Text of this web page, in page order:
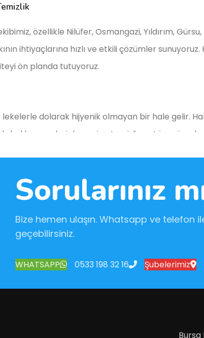
özellikle Nilüfer, Osmangazi, Yıldırım,
ihtiyaçlarına hızlı ve etkili çözümler
ön planda tutuyoruz.
dolarak hijyenik olmayan bir hale gelir.
halılarınızı derinlemesine temizliyor, tüm
temizlik yapıyoruz.
koltuklar, zamanla toz ve lekelerle kaplanır.
Uzman ekibimiz, kullandığı çevre
sağlayan önemli bir dekoratif unsurdur.
Sorularınız
Bize hemen ulaşın. Whatsapp ve telefon
geçebilirsiniz.
WHATSAPP 0533 198 32 16 Şubelerimiz
Bursa